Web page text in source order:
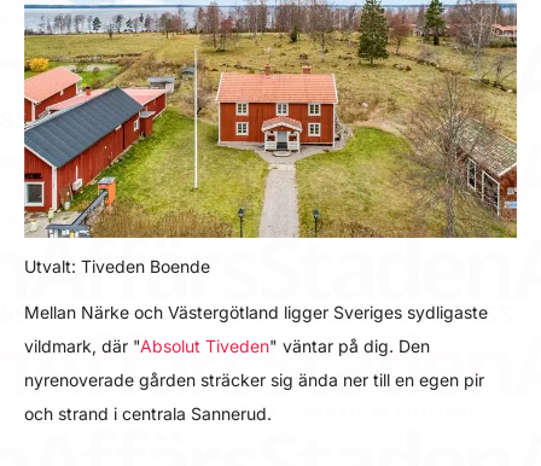
Utvalt: Tiveden Boende
Mellan Närke och Västergötland ligger Sveriges sydligaste
vildmark, där "Absolut Tiveden" väntar på dig. Den
nyrenoverade gården sträcker sig ända ner till en egen pir
och strand i centrala Sannerud.